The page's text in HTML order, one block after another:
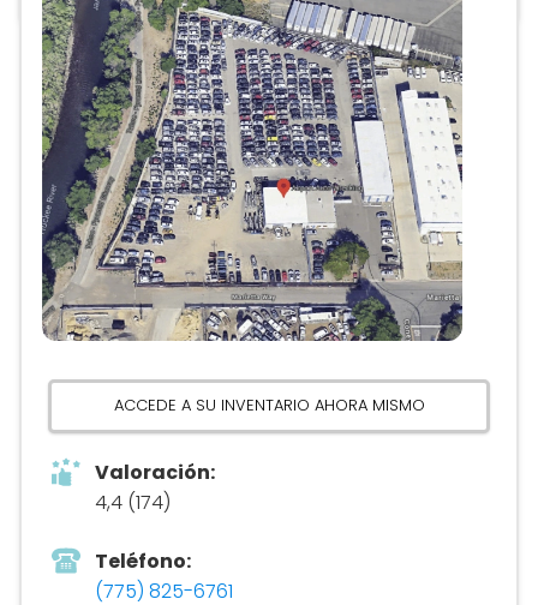
ACCEDE A SU INVENTARIO AHORA MISMO
Valoración:
4,4 (174)
Teléfono:
(775) 825-6761